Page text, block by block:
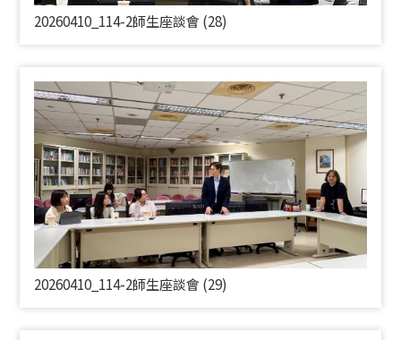
20260410_114-2師生座談會 (28)
20260410_114-2師生座談會 (29)